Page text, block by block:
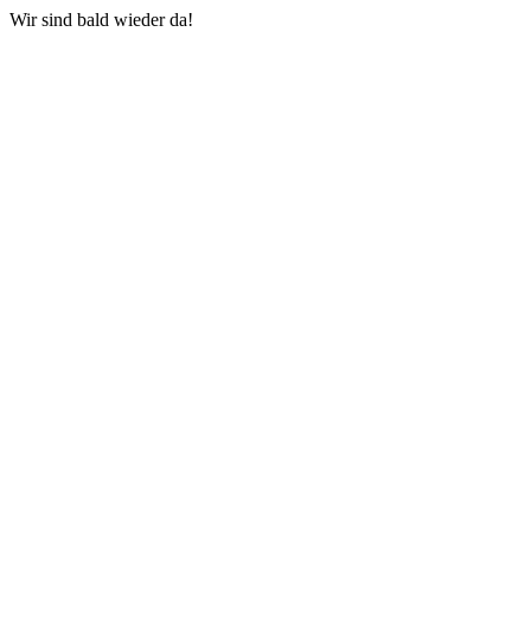
Wir sind bald wieder da!